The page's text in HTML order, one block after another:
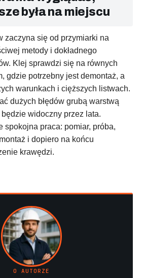
była na miejscu
zaczyna się od przymiarki na
metody i dokładnego
Klej sprawdzi się na równych
gdzie potrzebny jest demontaż, a
warunkach i cięższych listwach.
dużych błędów grubą warstwą
widoczny przez lata.
spokojna praca: pomiar, próba,
i dopiero na końcu
krawędzi.
O AUTORZE